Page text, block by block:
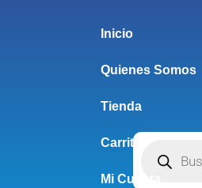
Inicio
Quienes Somos
Tienda
Carrito
Mi Cuenta